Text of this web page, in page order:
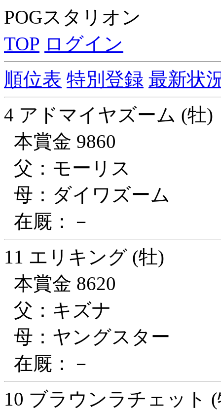
POGスタリオン
TOP ログイン
順位表 特別登録 最新状
4 アドマイヤズーム (牡)
本賞金 9860
父：モーリス
母：ダイワズーム
在厩：－
11 エリキング (牡)
本賞金 8620
父：キズナ
母：ヤングスター
在厩：－
10 ブラウンラチェット